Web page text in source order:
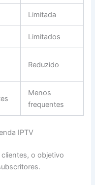
Limitada
Limitados
Reduzido
Menos
frequentes
IPTV
o objetivo